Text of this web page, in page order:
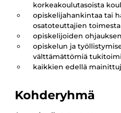
korkeakoulutasoista
opiskelijahankintaa tai
osatoteuttajien
opiskelijoiden
opiskelun ja
välttämättömiä
kaikkien edellä
Kohderyhmä